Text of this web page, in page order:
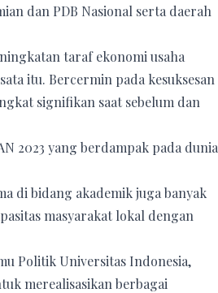
dan PDB Nasional serta daerah
taraf ekonomi usaha
itu. Bercermin pada kesuksesan
signifikan saat sebelum dan
2023 yang berdampak pada dunia
di bidang akademik juga banyak
masyarakat lokal dengan
Politik Universitas Indonesia,
merealisasikan berbagai